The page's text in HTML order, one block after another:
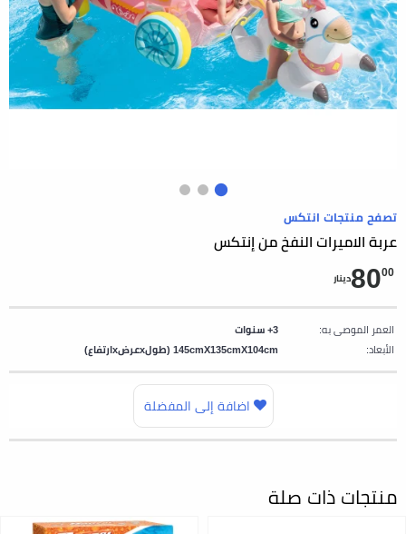
تصفح منتجات انتكس
عربة الاميرات النفخ من إنتكس
8000 دينار
العمر الموصى به:
3+ سنوات
الأبعاد:
145cmX135cmX104cm (طولxعرضxارتفاع)
اضافة إلى المفضلة
منتجات ذات صلة